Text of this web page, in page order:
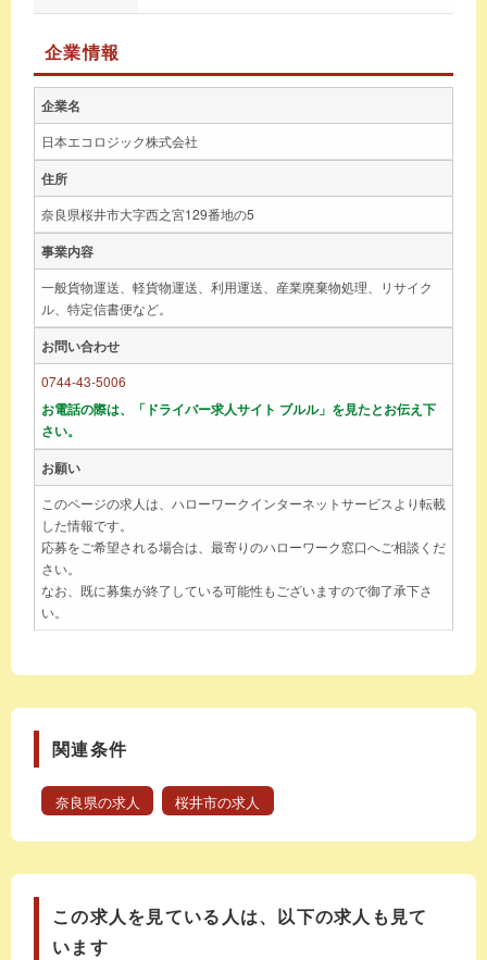
企業情報
企業名
日本エコロジック株式会社
住所
奈良県桜井市大字西之宮129番地の5
事業内容
一般貨物運送、軽貨物運送、利用運送、産業廃棄物処理、リサイク
ル、特定信書便など。
お問い合わせ
0744-43-5006
お電話の際は、「ドライバー求人サイト ブルル」を見たとお伝え下
さい。
お願い
このページの求人は、ハローワークインターネットサービスより転載
した情報です。
応募をご希望される場合は、最寄りのハローワーク窓口へご相談くだ
さい。
なお、既に募集が終了している可能性もございますので御了承下さ
い。
関連条件
奈良県の求人 桜井市の求人
この求人を見ている人は、以下の求人も見て
います